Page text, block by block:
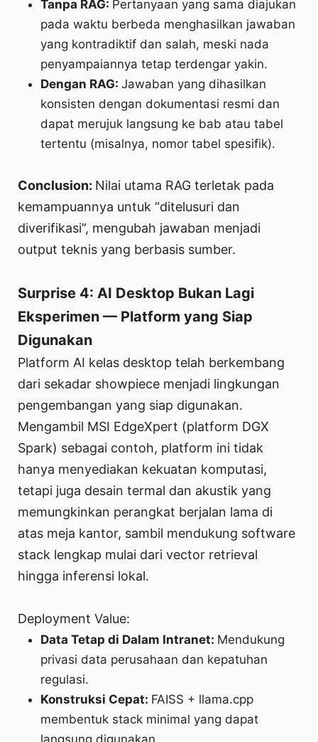
Tanpa RAG: Pertanyaan yang sama diajukan
pada waktu berbeda menghasilkan jawaban
yang kontradiktif dan salah, meski nada
penyampaiannya tetap terdengar yakin.
Dengan RAG:Jawaban yang dihasilkan
konsisten dengan dokumentasi resmi dan
dapat merujuk langsung ke bab atau tabel
tertentu (misalnya, nomor tabel spesifik).
Conclusion: Nilai utama RAG terletak pada
kemampuannya untuk “ditelusuri dan
diverifikasi”, mengubah jawaban menjadi
output teknis yang berbasis sumber.
Surprise 4: AI Desktop Bukan Lagi
Eksperimen — Platform yang Siap
Digunakan
Platform AI kelas desktop telah berkembang
dari sekadar showpiece menjadi lingkungan
pengembangan yang siap digunakan.
Mengambil MSI EdgeXpert (platform DGX
Spark) sebagai contoh, platform ini tidak
hanya menyediakan kekuatan komputasi,
tetapi juga desain termal dan akustik yang
memungkinkan perangkat berjalan lama di
atas meja kantor, sambil mendukung software
stack lengkap mulai dari vector retrieval
hingga inferensi lokal.
Deployment Value:
Data Tetap di Dalam Intranet: Mendukung
privasi data perusahaan dan kepatuhan
regulasi.
Konstruksi Cepat: FAISS + llama.cpp
membentuk stack minimal yang dapat